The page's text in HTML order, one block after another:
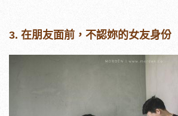
3. 在朋友面前，不認妳的女友身份